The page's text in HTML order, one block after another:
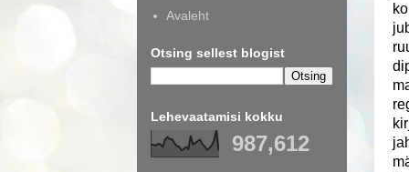
Avaleht
Otsing sellest blogist
Lehevaatamisi kokku
987,612